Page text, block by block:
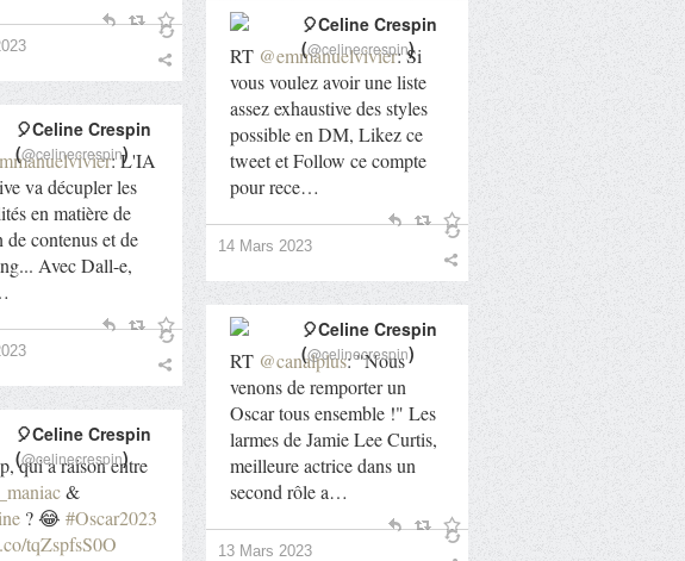
RT @emmanuelvivier: Si
vous voulez avoir une liste
assez exhaustive des styles
possible en DM, Likez ce
tweet et Follow ce compte
pour rece…
🎈Celine Crespin
(@celinecrespin)
14 Mars 2023
: L'IA
va décupler les
en matière de
de contenus et de
Avec Dall-e,
🎈Celine Crespin
(@celinecrespin)
RT @canalplus: "Nous
venons de remporter un
Oscar tous ensemble !" Les
larmes de Jamie Lee Curtis,
meilleure actrice dans un
second rôle a…
🎈Celine Crespin
(@celinecrespin)
13 Mars 2023
qui a raison entre
&
? 😂 #Oscar2023
tqZspfsS0O
🎈Celine Crespin
(@celinecrespin)